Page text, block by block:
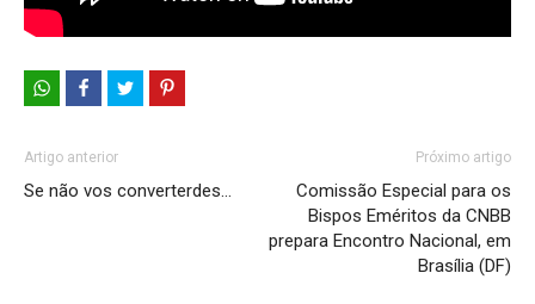
Artigo anterior
Se não vos converterdes…
Próximo artigo
Comissão Especial para os
Bispos Eméritos da CNBB
prepara Encontro Nacional, em
Brasília (DF)